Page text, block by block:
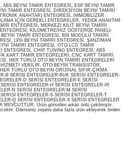
BEYNİ TAMİR ENTEGRESİ, ESP BEYNİ TAMİR
TAMİR ENTEGRESİ, DİREKSİYON BEYNİ TAMİRİ
ANAHTAR) ENTEGRESİ, İMMOBİLİZER
İÇİN GEREKLİ ENTEGRELER, YEDEK ANAHTAR
ENTEGRESİ, MERKEZİ KİLİT BEYNİ TAMİRİ
KİLOMETRE/HIZ GÖSTERGE PANELİ-
TAMİR ENTEGRESİ, BSİ MODÜLÜ TAMİRİ
LPG BEYNİ TAMİRİ ENTEGRESİ, ŞANZIMAN
TAMİRİ ENTEGRESİ, OTO LCD TAMİR
ENTEGRESİ, CHİP TUNİNG ENTEGRESİ, ABS
KART TAMİR ENTEGRELERİ, CNC KART TAMİRİ
HER TÜRLÜ OTO BEYİN TAMİRİ ENTEGRELERİ
VERİLİR, OTO BEYİN TRANSİSTÖR,
TÜRLÜ OTO BEYİN ORİJİNAL SIFIR-ÇIKMA
B SERİSİ ENTEGRELER-BUK SERİSİ ENTEGRELER-
D SERİSİ ENTEGRELER-E SERİSİ
ENTEGRELER-H SERİSİ ENTEGRELER-IR
N SERİSİ ENTEGRELER-M SERİSİ
ENTEGRELER-S SERİSİ ENTEGRELER-T
Q SERİSİ ENTEGRELER-X SERİSİ ENTEGRELER
MEVCUTTUR. Ürün görselleri arkalı önlü çekilmiştir.
Dilerseniz sepete daha fazla ürün ekleyerek birden